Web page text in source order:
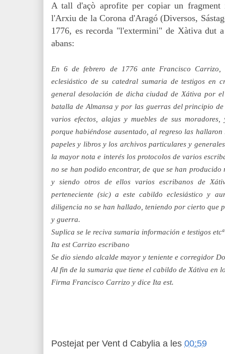
A tall d'açò aprofite per copiar un fragment
l'Arxiu de la Corona d'Aragó (Diversos,
1776, es recorda "l'extermini" de Xàtiva dut a
abans:
En 6 de febrero de 1776 ante Francisco
eclesiástico de su catedral sumaria de testigos en
general desolación de dicha ciudad de Xátiva por
batalla de Almansa y por las guerras del principio
varios efectos, alajas y muebles de sus
porque habiéndose ausentado, al regreso las
papeles y libros y los archivos particulares y
la mayor nota e interés los protocolos de varios
no se han podido encontrar, de que se han producido
y siendo otros de ellos varios escribanos de
perteneciente (sic) a este cabildo eclesiástico y
diligencia no se han hallado, teniendo por cierto que
y guerra.
Suplica se le reciva sumaria información e testigos etcª
Ita est Carrizo escribano
Se dio siendo alcalde mayor y teniente e corregidor
Al fin de la sumaria que tiene el cabildo de Xátiva en
Firma Francisco Carrizo y dice Ita est.
Postejat per Vent d Cabylia a les 00:59